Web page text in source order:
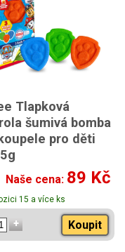
Tlapková
šumivá bomba
pro děti
Naše cena: 89 Kč
15 a více ks
Koupit